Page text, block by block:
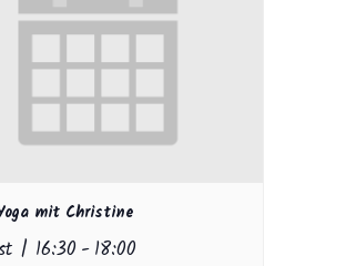
mit Christine
| 16:30 -18:00